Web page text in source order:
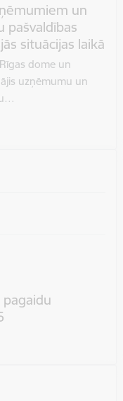
un
pašvaldības
situācijas laikā
dome un
uzņēmumu un
pagaidu